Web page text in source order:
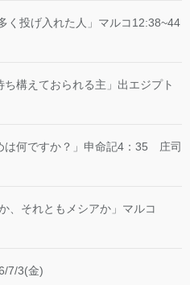
く投げ入れた人」マルコ12:38~44
構えておられる主」出エジプト
は何ですか？」申命記4：35 庄司
、それともメシアか」マルコ
7/3(金)